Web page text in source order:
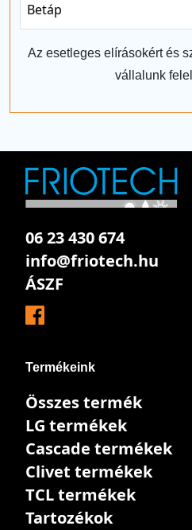
Betáp
Az esetleges elírásokért és
vállalunk
06 23 430 674
info@friotech.hu
ÁSZF
Termékeink
Összes termék
LG termékek
Cascade termékek
Clivet termékek
TCL termékek
Tartozékok